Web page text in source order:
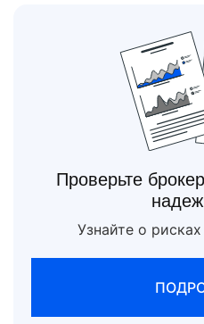
Проверьте
Узнайте о